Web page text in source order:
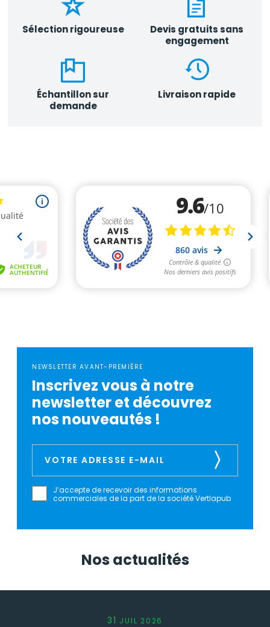
Sélection rigoureuse
Devis gratuits sans
engagement
Échantillon sur
demande
Livraison rapide
NEWSLETTER AVANT-PREMIÈRE
Inscrivez vous à notre
newsletter et découvrez
nos nouveautés !
J’accepte de recevoir des informations
commerciales de la part de la société Vertlapub
Nos actualités
31 JUIL 2026